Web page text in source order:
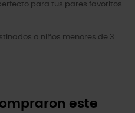
para tus pares favoritos
a niños menores de 3
este